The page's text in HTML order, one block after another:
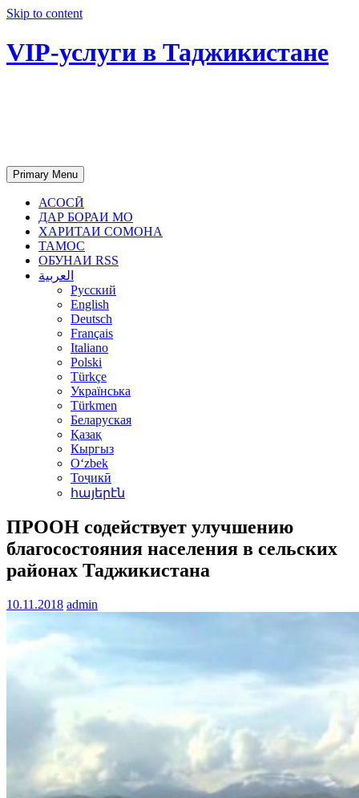
Skip to content
VIP-услуги в Таджикистане
Primary Menu
АСОСӢ
ДАР БОРАИ МО
ХАРИТАИ СОМОНА
ТАМОС
ОБУНАИ RSS
العربية
Русский
English
Deutsch
Français
Italiano
Polski
Türkçe
Українська
Türkmen
Беларуская
Қазақ
Кыргыз
Oʻzbek
Тоҷикӣ
հայերէն
ПРООН содействует улучшению
благосостояния населения в сельских
районах Таджикистана
10.11.2018 admin